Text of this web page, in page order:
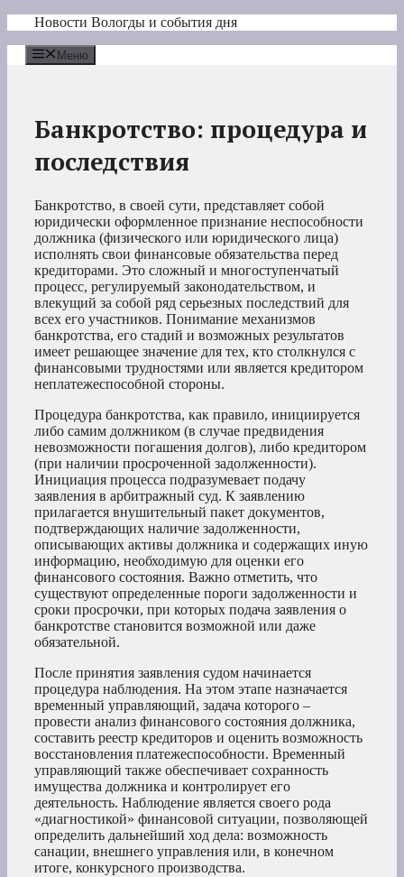
Перейти
содержимому
Новости Вологды и события дня
Меню
Банкротство: процедура и
последствия
Банкротство, в своей сути, представляет собой
юридически оформленное признание неспособности
должника (физического или юридического лица)
исполнять свои финансовые обязательства перед
кредиторами. Это сложный и многоступенчатый
процесс, регулируемый законодательством, и
влекущий за собой ряд серьезных последствий для
всех его участников. Понимание механизмов
банкротства, его стадий и возможных результатов
имеет решающее значение для тех, кто столкнулся с
финансовыми трудностями или является кредитором
неплатежеспособной стороны.
Процедура банкротства, как правило, инициируется
либо самим должником (в случае предвидения
невозможности погашения долгов), либо кредитором
(при наличии просроченной задолженности).
Инициация процесса подразумевает подачу
заявления в арбитражный суд. К заявлению
прилагается внушительный пакет документов,
подтверждающих наличие задолженности,
описывающих активы должника и содержащих иную
информацию, необходимую для оценки его
финансового состояния. Важно отметить, что
существуют определенные пороги задолженности и
сроки просрочки, при которых подача заявления о
банкротстве становится возможной или даже
обязательной.
После принятия заявления судом начинается
процедура наблюдения. На этом этапе назначается
временный управляющий, задача которого –
провести анализ финансового состояния должника,
составить реестр кредиторов и оценить возможность
восстановления платежеспособности. Временный
управляющий также обеспечивает сохранность
имущества должника и контролирует его
деятельность. Наблюдение является своего рода
«диагностикой» финансовой ситуации, позволяющей
определить дальнейший ход дела: возможность
санации, внешнего управления или, в конечном
итоге, конкурсного производства.